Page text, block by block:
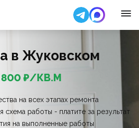
в Жуковском
₽/КВ.М
на всех этапах ремонта
работы - платите за результат
на выполненные работы